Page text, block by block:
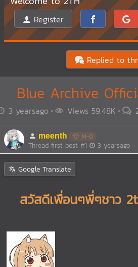
Register
Replied to
Blue Archive
3 yearsago Views 59.48K
meenth M-0
Thread first post #1 3 yearsago
Google Translate
สวัสดีเพื่อนๆพี่ๆชาว